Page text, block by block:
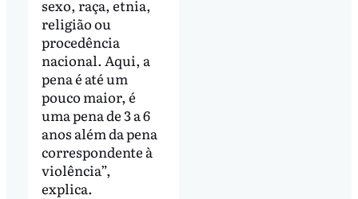
sexo, raça, etnia,
religião ou
procedência
nacional. Aqui, a
pena é até um
pouco maior, é
uma pena de 3 a 6
anos além da pena
correspondente à
violência”,
explica.